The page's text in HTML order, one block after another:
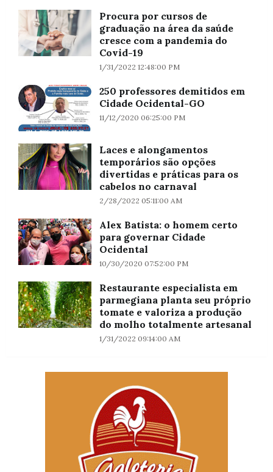
Procura por cursos de
graduação na área da saúde
cresce com a pandemia do
Covid-19
1/31/2022 12:48:00 PM
250 professores demitidos em
Cidade Ocidental-GO
11/12/2020 06:25:00 PM
Laces e alongamentos
temporários são opções
divertidas e práticas para os
cabelos no carnaval
2/28/2022 05:11:00 AM
Alex Batista: o homem certo
para governar Cidade
Ocidental
10/30/2020 07:52:00 PM
Restaurante especialista em
parmegiana planta seu próprio
tomate e valoriza a produção
do molho totalmente artesanal
1/31/2022 09:14:00 AM